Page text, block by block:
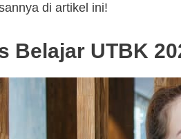
di artikel ini!
Belajar UTBK